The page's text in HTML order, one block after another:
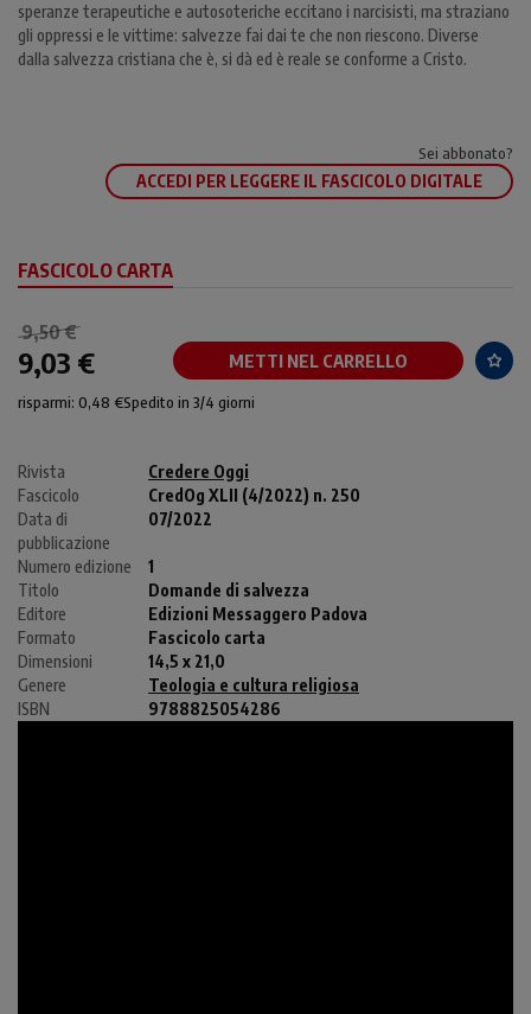
speranze terapeutiche e autosoteriche eccitano i narcisisti, ma straziano
gli oppressi e le vittime: salvezze fai dai te che non riescono. Diverse
dalla salvezza cristiana che è, si dà ed è reale se conforme a Cristo.
Sei abbonato?
ACCEDI PER LEGGERE IL FASCICOLO DIGITALE
FASCICOLO CARTA
9,50 €
9,03 € METTI NEL CARRELLO
risparmi: 0,48 €Spedito in 3/4 giorni
Rivista Credere Oggi
Data di
pubblicazione
07/2022
Numero edizione
1
Titolo
Domande di salvezza
Fascicolo CredOg XLII (4/2022) n. 250
Editore
Edizioni Messaggero Padova
Formato
Fascicolo carta
Dimensioni
14,5 x 21,0
Genere
Teologia e cultura religiosa
ISBN
9788825054286